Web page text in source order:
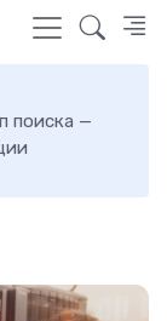
и ускорить